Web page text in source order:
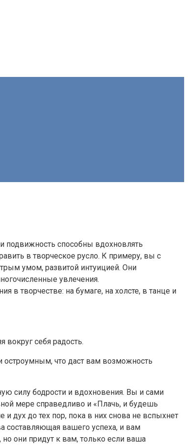
подвижность способны вдохновлять
в творческое русло. К примеру, вы с
умом, развитой интуицией. Они
увлечения.
творчестве: на бумаге, на холсте, в танце и
вокруг себя радость.
что даст вам возможность
силу бодрости и вдохновения. Вы и сами
мере справедливо и «Плачь, и будешь
дух до тех пор, пока в них снова не вспыхнет
составляющая вашего успеха, и вам
они придут к вам, только если ваша